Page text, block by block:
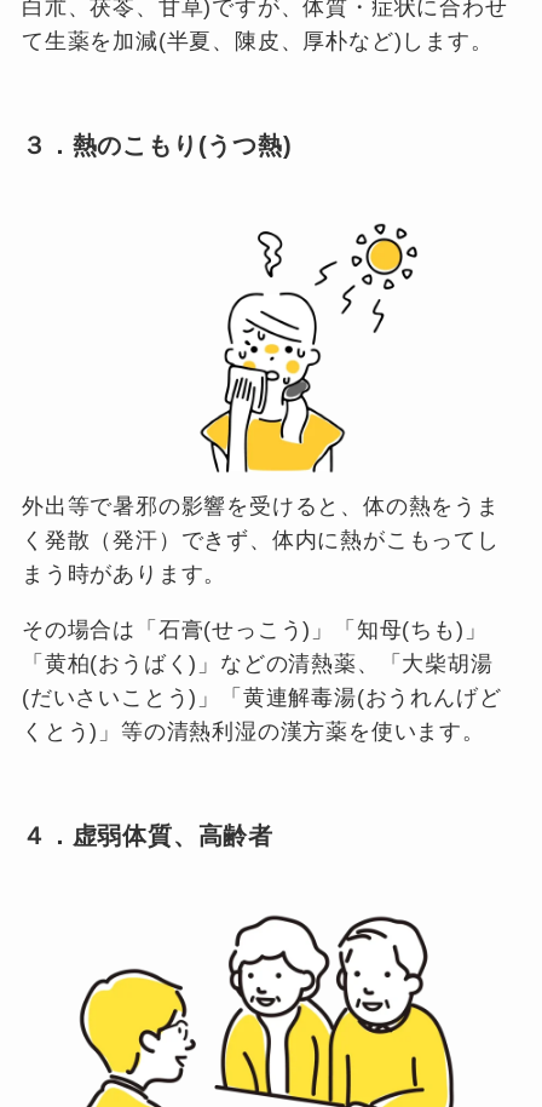
白朮、茯苓、甘草)ですが、体質・症状に合わせ
て生薬を加減(半夏、陳皮、厚朴など)します。
３．熱のこもり(うつ熱)
外出等で暑邪の影響を受けると、体の熱をうま
く発散（発汗）できず、体内に熱がこもってし
まう時があります。
その場合は「石膏(せっこう)」「知母(ちも)」
「黄柏(おうばく)」などの清熱薬、「大柴胡湯
(だいさいことう)」「黄連解毒湯(おうれんげど
くとう)」等の清熱利湿の漢方薬を使います。
４．虚弱体質、高齢者